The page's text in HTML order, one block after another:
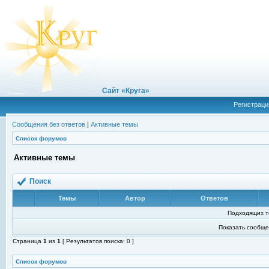
Сайт «Круга»
Сообщения без ответов | Активные темы
Список форумов
Активные темы
Поиск
Темы Автор Ответов
Подходящих
Показать
Страница 1 из 1 [ Результатов поиска: 0 ]
Список форумов